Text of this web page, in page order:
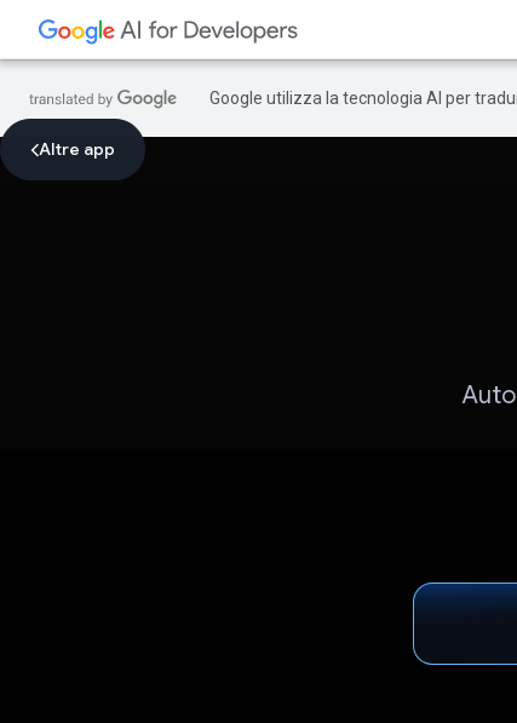
Google utilizza la tecnologia AI per
Altre app